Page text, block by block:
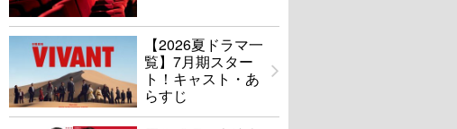
【2026夏ドラマ一
覧】7月期スター
ト！キャスト・あ
らすじ